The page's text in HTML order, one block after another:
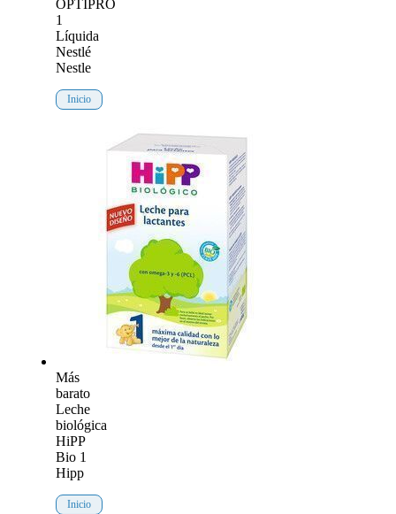
OPTIPRO
1
Líquida
Nestlé
Nestle
Inicio
Más
barato
Leche
biológica
HiPP
Bio 1
Hipp
Inicio